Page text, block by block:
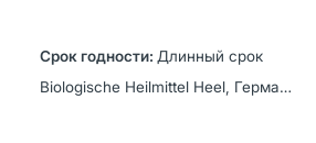
Длинный срок
Biologische Heilmittel Heel, Германия